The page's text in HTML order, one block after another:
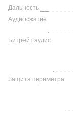
Дальность
Аудиосжатие
Битрейт аудио
Защита периметра